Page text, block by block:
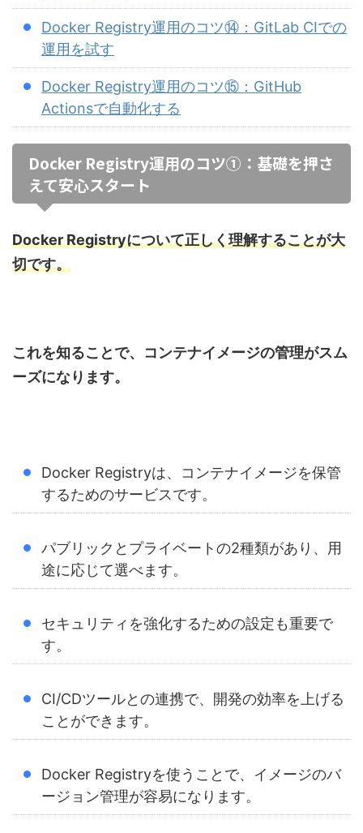
Docker Registry運用のコツ⑭：GitLab CIでの
運用を試す
Docker Registry運用のコツ⑮：GitHub
Actionsで自動化する
Docker Registry運用のコツ①：基礎を押さ
えて安心スタート
Docker Registryについて正しく理解することが大
切です。
これを知ることで、コンテナイメージの管理がスム
ーズになります。
Docker Registryは、コンテナイメージを保管
するためのサービスです。
パブリックとプライベートの2種類があり、用
途に応じて選べます。
セキュリティを強化するための設定も重要で
す。
CI/CDツールとの連携で、開発の効率を上げる
ことができます。
Docker Registryを使うことで、イメージのバ
ージョン管理が容易になります。